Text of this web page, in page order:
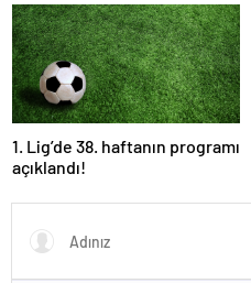
1. Lig’de 38. haftanın programı
açıklandı!